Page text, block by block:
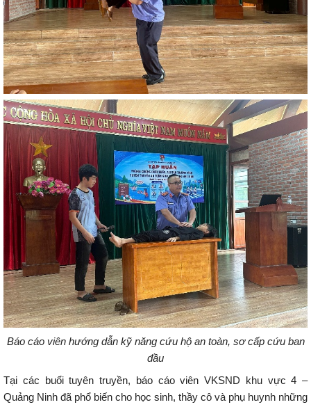
Báo cáo viên hướng dẫn kỹ năng cứu hộ an toàn, sơ cấp cứu ban
đầu
Tại các buổi tuyên truyền, báo cáo viên VKSND khu vực 4 –
Quảng Ninh đã phổ biến cho học sinh, thầy cô và phụ huynh những